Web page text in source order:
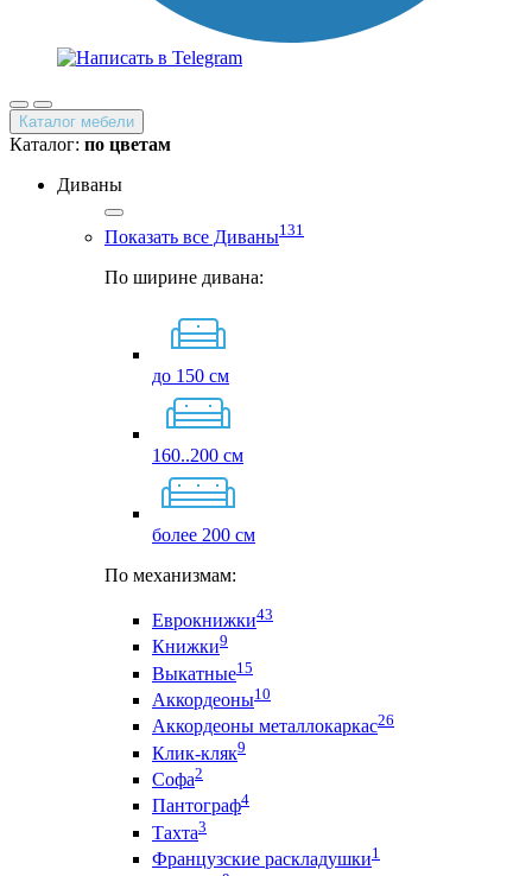
Каталог мебели
Каталог: по цветам
Диваны
Показать все Диваны131
По ширине дивана:
до 150 см
160..200 см
более 200 см
По механизмам:
Еврокнижки43
Книжки9
Выкатные15
Аккордеоны10
Аккордеоны металлокаркас26
Клик-кляк9
Софа2
Пантограф4
Тахта3
Французские раскладушки1